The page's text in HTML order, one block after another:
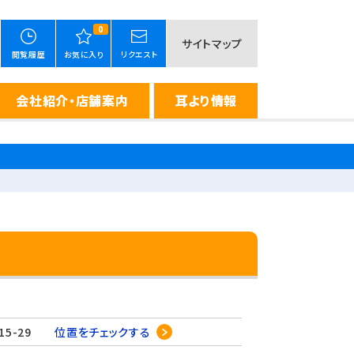
閲覧履歴
0
お気に入り リクエスト
サイトマップ
会社紹介・店舗案内 耳より情報
目15-29位置をチェックする